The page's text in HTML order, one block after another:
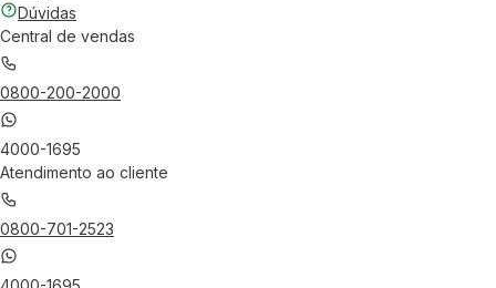
Dúvidas
Central de vendas
0800-200-2000
4000-1695
Atendimento ao cliente
0800-701-2523